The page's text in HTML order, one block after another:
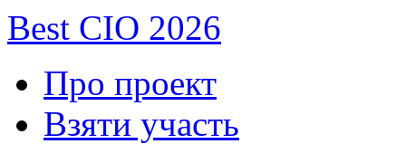
Best CIO 2026
Про проект
Взяти участь